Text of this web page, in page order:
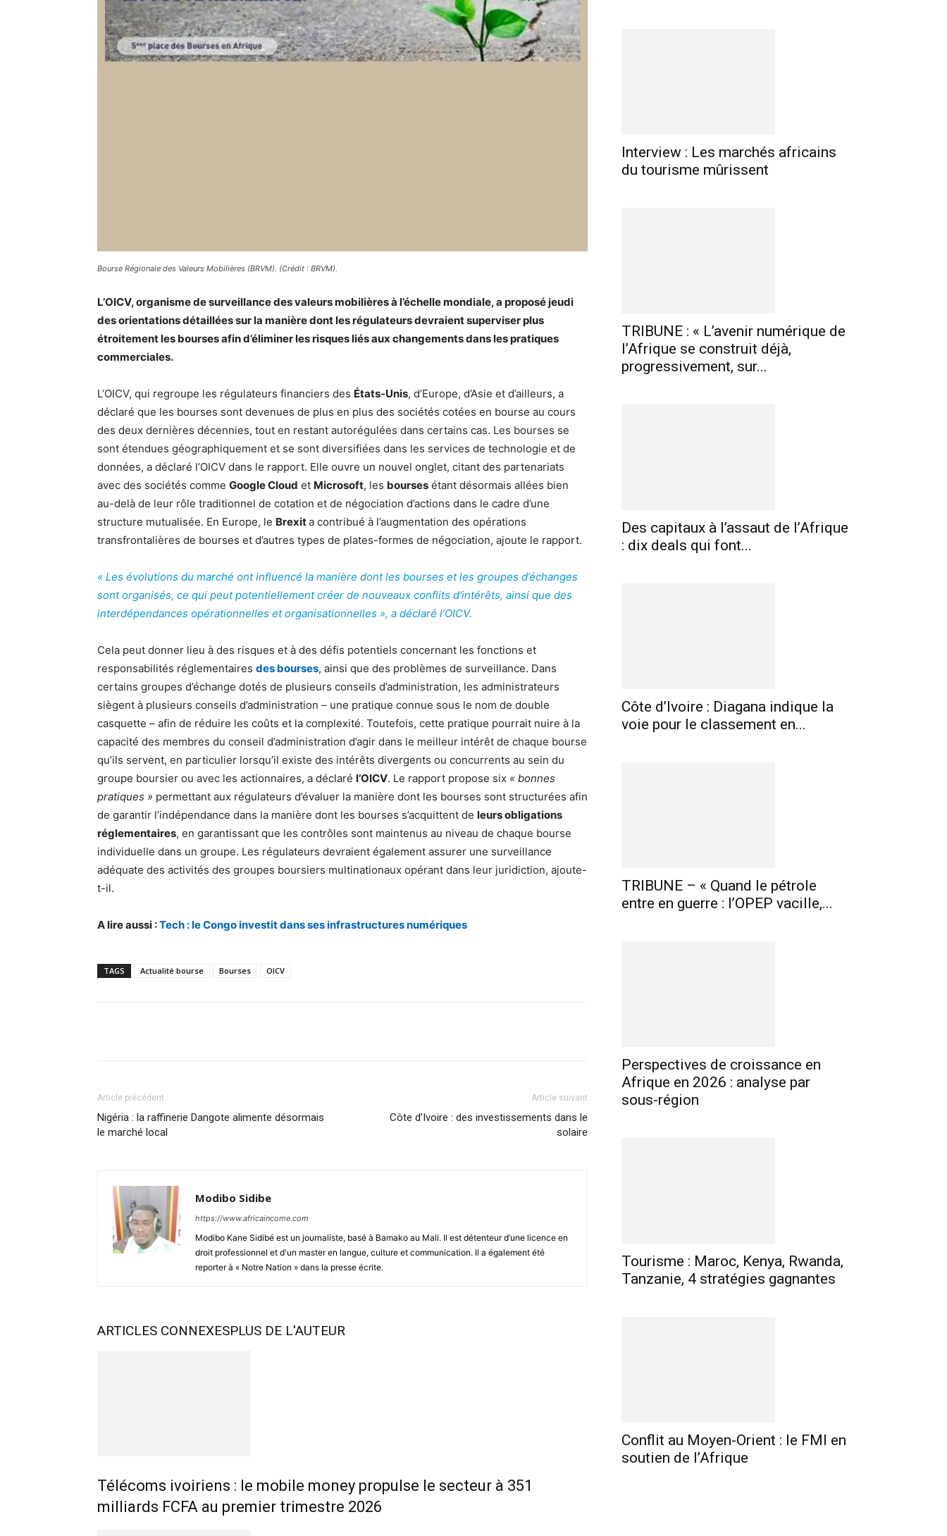
Bourse Régionale des Valeurs Mobilières (BRVM). (Crédit : BRVM).
L’OICV, organisme de surveillance des valeurs mobilières à l’échelle mondiale, a proposé jeudi
des orientations détaillées sur la manière dont les régulateurs devraient superviser plus
étroitement les bourses afin d’éliminer les risques liés aux changements dans les pratiques
commerciales.
L’OICV, qui regroupe les régulateurs financiers des États-Unis, d’Europe, d’Asie et d’ailleurs, a
déclaré que les bourses sont devenues de plus en plus des sociétés cotées en bourse au cours
des deux dernières décennies, tout en restant autorégulées dans certains cas. Les bourses se
sont étendues géographiquement et se sont diversifiées dans les services de technologie et de
données, a déclaré l’OICV dans le rapport. Elle ouvre un nouvel onglet, citant des partenariats
avec des sociétés comme Google Cloud et Microsoft, les bourses étant désormais allées bien
au-delà de leur rôle traditionnel de cotation et de négociation d’actions dans le cadre d’une
structure mutualisée. En Europe, le Brexita contribué à l’augmentation des opérations
transfrontalières de bourses et d’autres types de plates-formes de négociation, ajoute le rapport.
« Les évolutions du marché ont influencé la manière dont les bourses et les groupes d’échanges
sont organisés, ce qui peut potentiellement créer de nouveaux conflits d’intérêts, ainsi que des
interdépendances opérationnelles et organisationnelles », a déclaré l’OICV.
Cela peut donner lieu à des risques et à des défis potentiels concernant les fonctions et
responsabilités réglementaires des bourses, ainsi que des problèmes de surveillance. Dans
certains groupes d’échange dotés de plusieurs conseils d’administration, les administrateurs
siègent à plusieurs conseils d’administration – une pratique connue sous le nom de double
casquette – afin de réduire les coûts et la complexité. Toutefois, cette pratique pourrait nuire à la
capacité des membres du conseil d’administration d’agir dans le meilleur intérêt de chaque bourse
qu’ils servent, en particulier lorsqu’il existe des intérêts divergents ou concurrents au sein du
groupe boursier ou avec les actionnaires, a déclaré l’OICV. Le rapport propose six « bonnes
pratiques » permettant aux régulateurs d’évaluer la manière dont les bourses sont structurées afin
de garantir l’indépendance dans la manière dont les bourses s’acquittent de leurs obligations
réglementaires, en garantissant que les contrôles sont maintenus au niveau de chaque bourse
individuelle dans un groupe. Les régulateurs devraient également assurer une surveillance
adéquate des activités des groupes boursiers multinationaux opérant dans leur juridiction, ajoute-
t-il.
A lire aussi :Tech : le Congo investit dans ses infrastructures numériques
TAGS Actualité bourse Bourses OICV
Article précédent
Nigéria : la raffinerie Dangote alimente désormais
le marché local
Article suivant
Côte d’Ivoire : des investissements dans le
solaire
Modibo Sidibe
https://www.africaincome.com
Modibo Kane Sidibé est un journaliste, basé à Bamako au Mali. Il est détenteur d’une licence en
droit professionnel et d'un master en langue, culture et communication. Il a également été
reporter à « Notre Nation » dans la presse écrite.
ARTICLES CONNEXESPLUS DE L'AUTEUR
Télécoms ivoiriens : le mobile money propulse le secteur à 351
milliards FCFA au premier trimestre 2026
Interview : Les marchés africains
du tourisme mûrissent
TRIBUNE : « L’avenir numérique de
l’Afrique se construit déjà,
progressivement, sur...
Des capitaux à l’assaut de l’Afrique
: dix deals qui font...
Côte d’Ivoire : Diagana indique la
voie pour le classement en...
TRIBUNE – « Quand le pétrole
entre en guerre : l’OPEP vacille,...
Perspectives de croissance en
Afrique en 2026 : analyse par
sous-région
Tourisme : Maroc, Kenya, Rwanda,
Tanzanie, 4 stratégies gagnantes
Conflit au Moyen-Orient : le FMI en
soutien de l’Afrique